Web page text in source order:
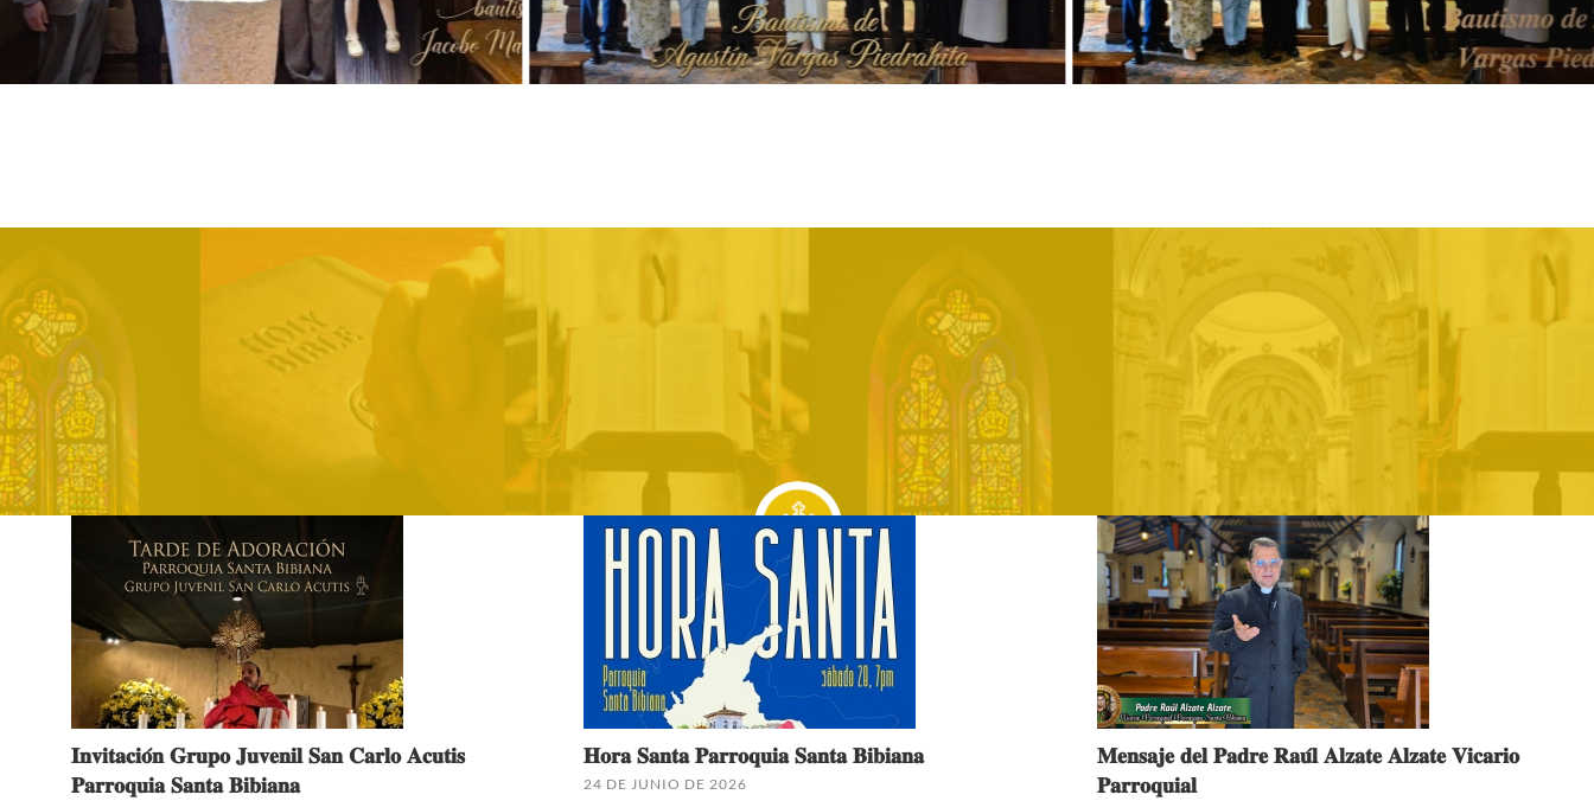
𝐈𝐧𝐯𝐢𝐭𝐚𝐜𝐢𝐨́𝐧 𝐆𝐫𝐮𝐩𝐨 𝐉𝐮𝐯𝐞𝐧𝐢𝐥 𝐒𝐚𝐧 𝐂𝐚𝐫𝐥𝐨 𝐀𝐜𝐮𝐭𝐢𝐬
𝐏𝐚𝐫𝐫𝐨𝐪𝐮𝐢𝐚 𝐒𝐚𝐧𝐭𝐚 𝐁𝐢𝐛𝐢𝐚𝐧𝐚
𝐇𝐨𝐫𝐚 𝐒𝐚𝐧𝐭𝐚 𝐏𝐚𝐫𝐫𝐨𝐪𝐮𝐢𝐚 𝐒𝐚𝐧𝐭𝐚 𝐁𝐢𝐛𝐢𝐚𝐧𝐚
24 DE JUNIO DE 2026
𝐌𝐞𝐧𝐬𝐚𝐣𝐞 𝐝𝐞𝐥 𝐏𝐚𝐝𝐫𝐞 𝐑𝐚𝐮́𝐥 𝐀𝐥𝐳𝐚𝐭𝐞 𝐀𝐥𝐳𝐚𝐭𝐞 𝐕𝐢𝐜𝐚𝐫𝐢𝐨
𝐏𝐚𝐫𝐫𝐨𝐪𝐮𝐢𝐚𝐥